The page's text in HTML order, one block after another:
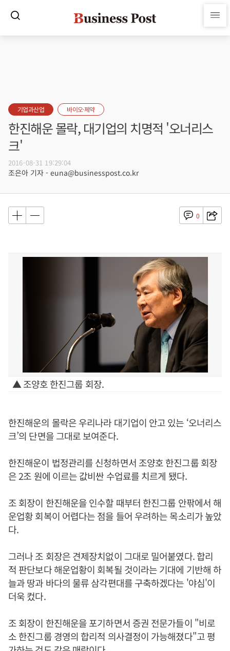
기업과산업 바이오·제약
한진해운 몰락, 대기업의 치명적 '오너리스
크'
2016-08-31 19:29:04
조은아 기자 - euna@businesspost.co.kr
0
▲ 조양호 한진그룹 회장.
한진해운의 몰락은 우리나라 대기업이 안고 있는 ‘오너리스
크’의 단면을 그대로 보여준다.
한진해운이 법정관리를 신청하면서 조양호 한진그룹 회장
은 2조 원에 이르는 값비싼 수업료를 치르게 됐다.
조 회장이 한진해운을 인수할 때부터 한진그룹 안팎에서 해
운업황 회복이 어렵다는 점을 들어 우려하는 목소리가 높았
다.
그러나 조 회장은 견제장치없이 그대로 밀어붙였다. 합리
적 판단보다 해운업황이 회복될 것이라는 기대에 기반해 하
늘과 땅과 바다의 물류 삼각편대를 구축하겠다는 '야심'이
더욱 컸다.
조 회장이 한진해운을 포기하면서 증권 전문가들이 "비로
소 한진그룹 경영의 합리적 의사결정이 가능해졌다"고 평